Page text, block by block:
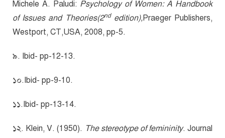
Michele A. Paludi: Psychology of Women: A Handbook
of Issues and Theories(2ndedition),Praeger Publishers,
Westport, CT,USA, 2008, pp-5.
৯. Ibid- pp-12-13.
১০.Ibid- pp-9-10.
১১.Ibid- pp-13-14.
১২. Klein, V. (1950). The stereotype of femininity. Journal